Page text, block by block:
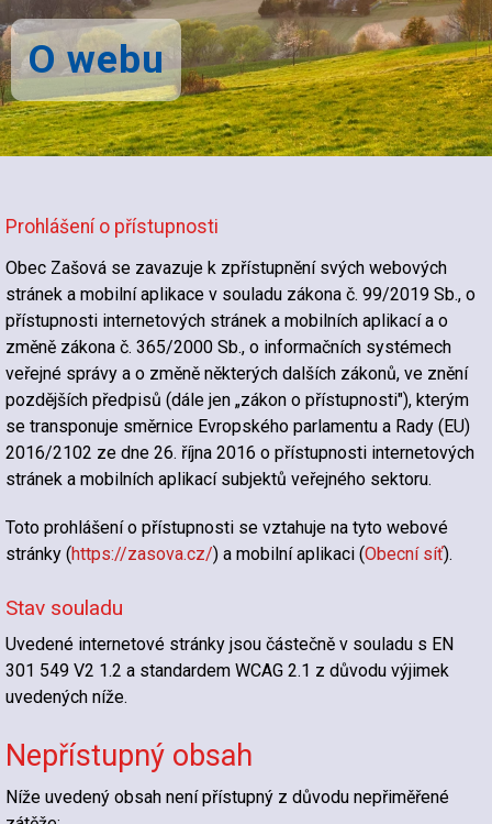
O webu
Prohlášení o přístupnosti
Obec Zašová se zavazuje k zpřístupnění svých webových
stránek a mobilní aplikace v souladu zákona č. 99/2019 Sb., o
přístupnosti internetových stránek a mobilních aplikací a o
změně zákona č. 365/2000 Sb., o informačních systémech
veřejné správy a o změně některých dalších zákonů, ve znění
pozdějších předpisů (dále jen „zákon o přístupnosti"), kterým
se transponuje směrnice Evropského parlamentu a Rady (EU)
2016/2102 ze dne 26. října 2016 o přístupnosti internetových
stránek a mobilních aplikací subjektů veřejného sektoru.
Toto prohlášení o přístupnosti se vztahuje na tyto webové
stránky (https://zasova.cz/) a mobilní aplikaci (Obecní síť).
Stav souladu
Uvedené internetové stránky jsou částečně v souladu s EN
301 549 V2 1.2 a standardem WCAG 2.1 z důvodu výjimek
uvedených níže.
Nepřístupný obsah
Níže uvedený obsah není přístupný z důvodu nepřiměřené